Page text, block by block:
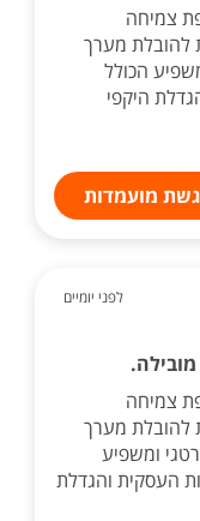
צמיחה
להובלת מערך
הכולל
היקפי
מועמדות
לפני יומיים
צמיחה
להובלת מערך
ומשפיע
העסקית והגדלת